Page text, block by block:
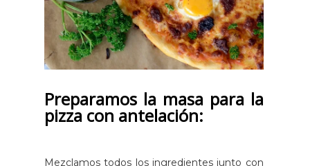
Preparamos la masa para la
pizza con antelación:
Mezclamos todos los ingredientes junto con